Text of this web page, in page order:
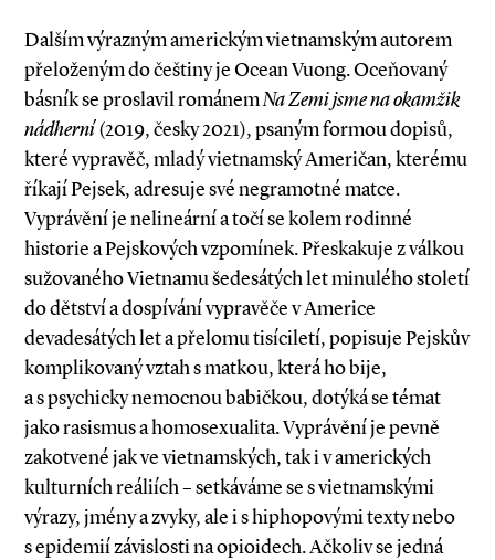
Dalším výrazným americkým vietnamským autorem
přeloženým do češtiny je Ocean Vuong. Oceňovaný
básník se proslavil románemNa Zemi jsme na okamžik
nádherní(2019, česky 2021), psaným formou dopisů,
které vypravěč, mladý vietnamský Američan, kterému
říkají Pejsek, adresuje své negramotné matce.
Vyprávění je nelineární a točí se kolem rodinné
historie a Pejskových vzpomínek. Přeskakuje z válkou
sužovaného Vietnamu šedesátých let minulého století
do dětství a dospívání vypravěče v Americe
devadesátých let a přelomu tisíciletí, popisuje Pejskův
komplikovaný vztah s matkou, která ho bije,
a s psychicky nemocnou babičkou, dotýká se témat
jako rasismus a homosexualita. Vyprávění je pevně
zakotvené jak ve vietnamských, tak i v amerických
kulturních reáliích – setkáváme se s vietnamskými
výrazy, jmény a zvyky, ale i s hiphopovými texty nebo
s epidemií závislosti na opioidech. Ačkoliv se jedná